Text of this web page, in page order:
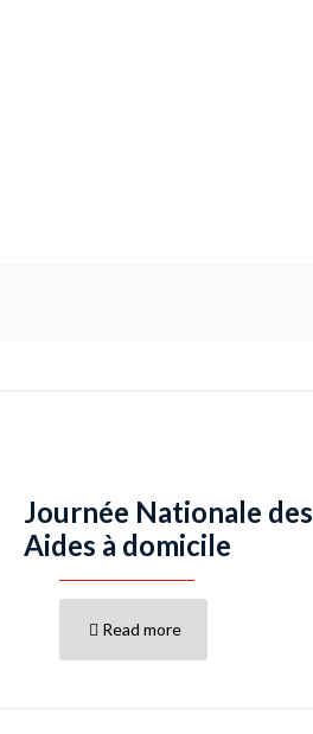
Journée Nationale des
Aides à domicile
Read more